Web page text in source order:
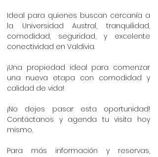
Ideal para quienes buscan cercanía a
la Universidad Austral, tranquilidad,
comodidad, seguridad, y excelente
conectividad en Valdivia.
¡Una propiedad ideal para comenzar
una nueva etapa con comodidad y
calidad de vida!
¡No dejes pasar esta oportunidad!
Contáctanos y agenda tu visita hoy
mismo.
Para más información y reservas,